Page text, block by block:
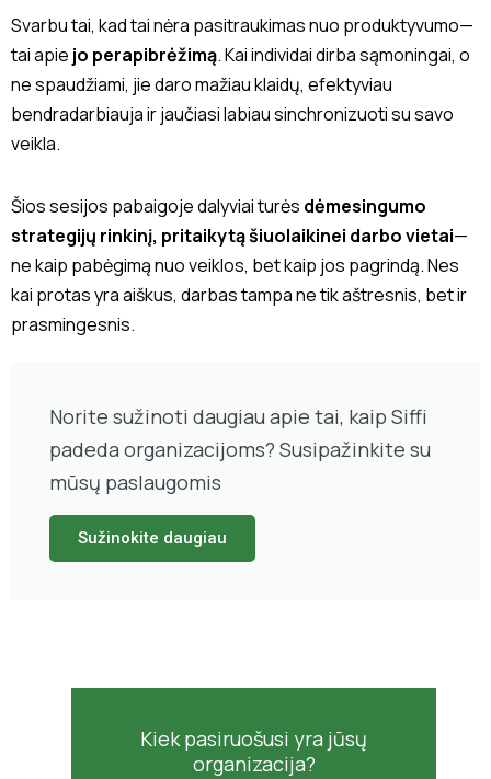
Svarbu tai, kad tai nėra pasitraukimas nuo produktyvumo—
tai apie jo perapibrėžimą. Kai individai dirba sąmoningai, o
ne spaudžiami, jie daro mažiau klaidų, efektyviau
bendradarbiauja ir jaučiasi labiau sinchronizuoti su savo
veikla.
Šios sesijos pabaigoje dalyviai turės dėmesingumo
strategijų rinkinį, pritaikytą šiuolaikinei darbo vietai—
ne kaip pabėgimą nuo veiklos, bet kaip jos pagrindą. Nes
kai protas yra aiškus, darbas tampa ne tik aštresnis, bet ir
prasmingesnis.
Norite sužinoti daugiau apie tai, kaip Siffi
padeda organizacijoms? Susipažinkite su
mūsų paslaugomis
Sužinokite daugiau
Kiek pasiruošusi yra jūsų
organizacija?